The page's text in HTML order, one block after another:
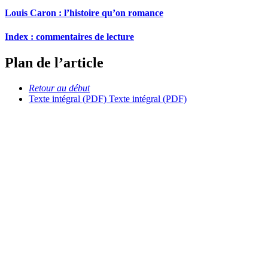
Louis Caron : l’histoire qu’on romance
Index : commentaires de lecture
Plan de l’article
Retour au début
Texte intégral (PDF) Texte intégral (PDF)